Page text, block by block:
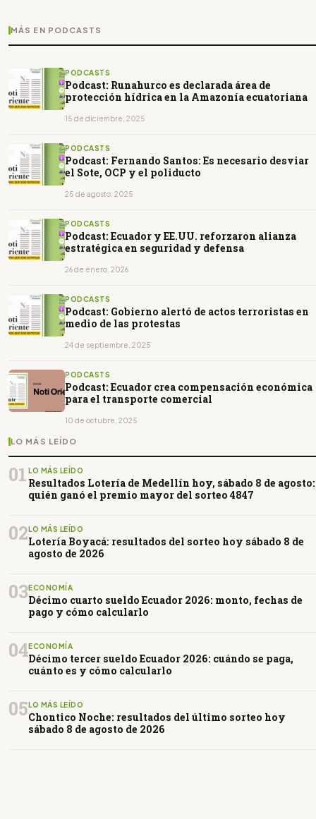
MÁS EN PODCASTS
PODCASTS
Podcast: Runahurco es declarada área de
protección hídrica en la Amazonía ecuatoriana
15 de diciembre, 2025
PODCASTS
Podcast: Fernando Santos: Es necesario desviar
el Sote, OCP y el poliducto
25 de agosto, 2025
PODCASTS
Podcast: Ecuador y EE.UU. reforzaron alianza
estratégica en seguridad y defensa
26 de enero, 2026
PODCASTS
Podcast: Gobierno alertó de actos terroristas en
medio de las protestas
24 de septiembre, 2025
PODCASTS
Podcast: Ecuador crea compensación económica
para el transporte comercial
10 de octubre, 2025
LO MÁS LEÍDO
01 LO MÁS LEÍDO
Resultados Lotería de Medellín hoy, sábado 8 de agosto:
quién ganó el premio mayor del sorteo 4847
02 LO MÁS LEÍDO
Lotería Boyacá: resultados del sorteo hoy sábado 8 de
agosto de 2026
03ECONOMÍA
Décimo cuarto sueldo Ecuador 2026: monto, fechas de
pago y cómo calcularlo
04ECONOMÍA
Décimo tercer sueldo Ecuador 2026: cuándo se paga,
cuánto es y cómo calcularlo
05 LO MÁS LEÍDO
Chontico Noche: resultados del último sorteo hoy
sábado 8 de agosto de 2026